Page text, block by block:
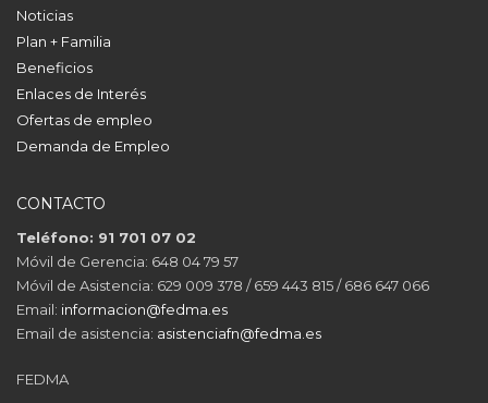
Noticias
Plan + Familia
Beneficios
Enlaces de Interés
Ofertas de empleo
Demanda de Empleo
CONTACTO
Teléfono: 91 701 07 02
Móvil de Gerencia: 648 04 79 57
Móvil de Asistencia: 629 009 378 / 659 443 815 / 686 647 066
Email: informacion@fedma.es
Email de asistencia: asistenciafn@fedma.es
FEDMA